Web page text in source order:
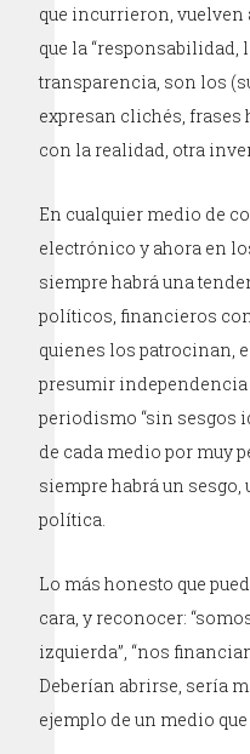
que incurrieron, vuelven
que la
transparencia, son los
expresan clichés, frases
con la realidad, otra
En cualquier medio de
electrónico y ahora en
siempre habrá una
políticos, financieros
quienes los patrocinan,
presumir independencia
periodismo “sin sesgos
de cada medio por muy
siempre habrá un
política.
Lo más honesto que
cara, y reconocer:
izquierda”, “nos
Deberían abrirse, sería
ejemplo de un medio que